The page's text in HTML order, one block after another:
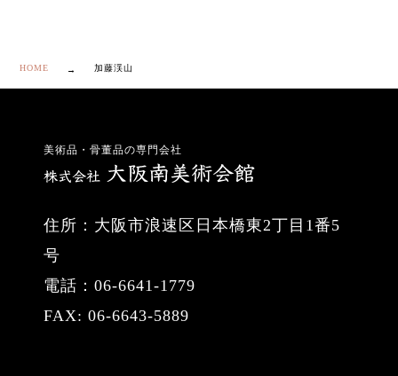
HOME 加藤渓山
美術品・骨董品の専門会社
住所：大阪市浪速区日本橋東2丁目1番5
号
電話：06-6641-1779
FAX: 06-6643-5889